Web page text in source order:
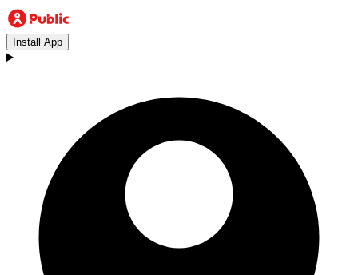
Install App